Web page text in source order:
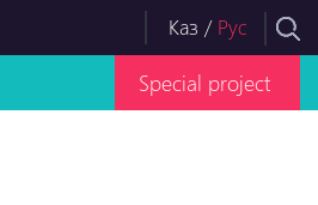
Каз / Рус
Special project